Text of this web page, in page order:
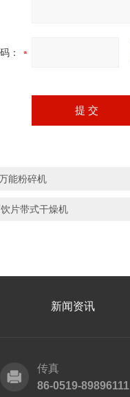
：
能粉碎机
片带式干燥机
新闻资讯
传真
86-0519-89896111